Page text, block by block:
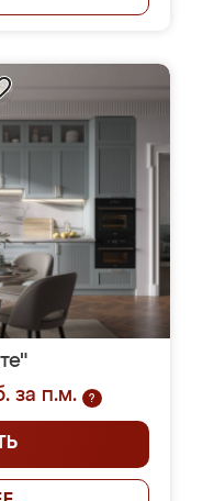
за п.м.
?